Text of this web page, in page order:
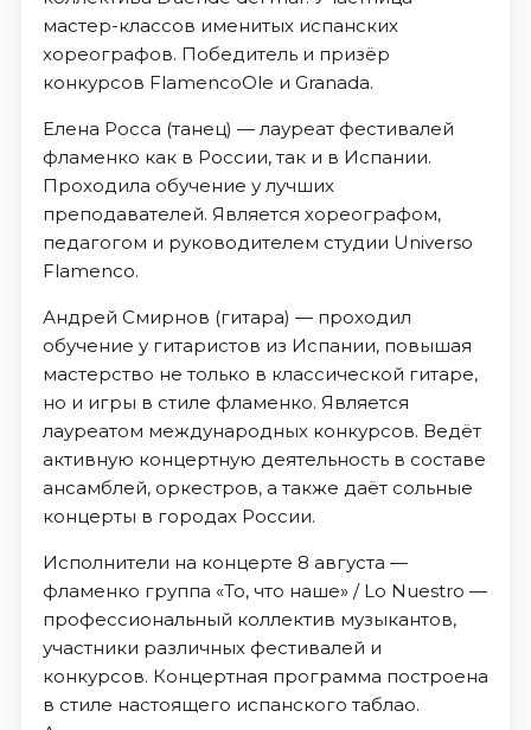
мастер-классов именитых испанских
хореографов. Победитель и призёр
конкурсов FlamencoOle и Granada.
Елена Росса (танец) — лауреат фестивалей
фламенко как в России, так и в Испании.
Проходила обучение у лучших
преподавателей. Является хореографом,
педагогом и руководителем студии Universo
Flamenco.
Андрей Смирнов (гитара) — проходил
обучение у гитаристов из Испании, повышая
мастерство не только в классической гитаре,
но и игры в стиле фламенко. Является
лауреатом международных конкурсов. Ведёт
активную концертную деятельность в составе
ансамблей, оркестров, а также даёт сольные
концерты в городах России.
Исполнители на концерте 8 августа —
фламенко группа «То, что наше» / Lo Nuestro —
профессиональный коллектив музыкантов,
участники различных фестивалей и
конкурсов. Концертная программа построена
в стиле настоящего испанского таблао.